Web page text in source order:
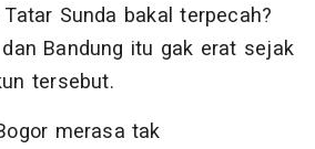
Sunda bakal terpecah?
Bandung itu gak erat sejak
tersebut.
merasa tak